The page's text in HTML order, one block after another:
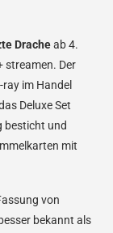
Dracheab 4.
streamen. Der
im Handel
Deluxe Set
besticht und
mit
von
bekannt als